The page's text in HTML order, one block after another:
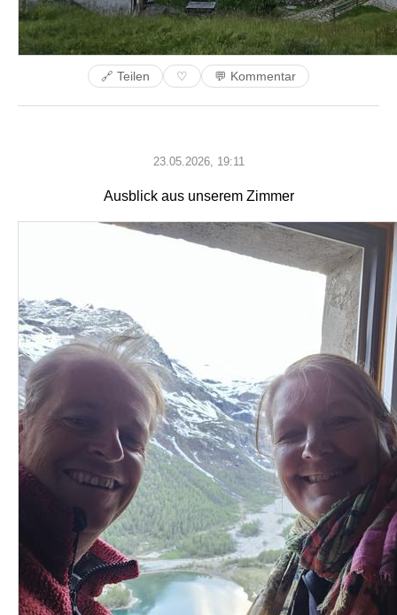
🔗 Teilen ♡ 💬 Kommentar
23.05.2026, 19:11
Ausblick aus unserem Zimmer